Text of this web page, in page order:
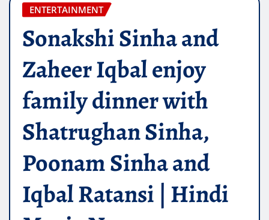
ENTERTAINMENT
Sonakshi Sinha and
Zaheer Iqbal enjoy
family dinner with
Shatrughan Sinha,
Poonam Sinha and
Iqbal Ratansi | Hindi